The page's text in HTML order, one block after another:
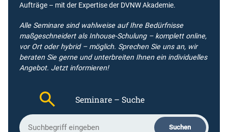
Aufträge – mit der Expertise der DVNW Akademie.
Alle Seminare sind wahlweise auf Ihre Bedürfnisse
maßgeschneidert als Inhouse-Schulung – komplett online,
vor Ort oder hybrid – möglich. Sprechen Sie uns an, wir
beraten Sie gerne und unterbreiten Ihnen ein individuelles
Angebot. Jetzt informieren!
Seminare – Suche
S
Suchen